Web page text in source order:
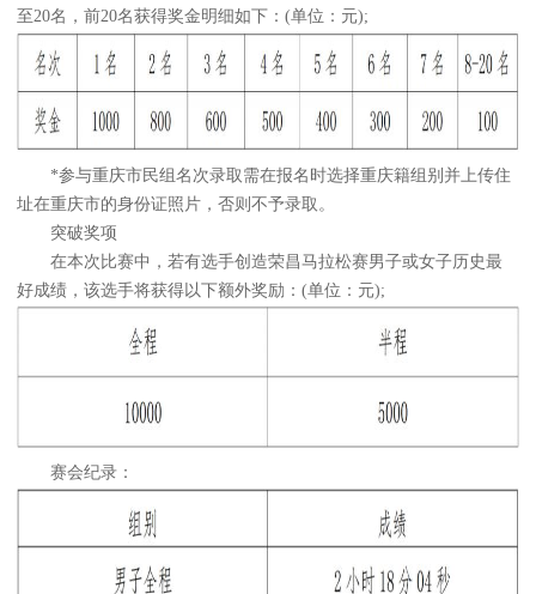
至20名，前20名获得奖金明细如下：(单位：元);
*参与重庆市民组名次录取需在报名时选择重庆籍组别并上传住
址在重庆市的身份证照片，否则不予录取。
突破奖项
在本次比赛中，若有选手创造荣昌马拉松赛男子或女子历史最
好成绩，该选手将获得以下额外奖励：(单位：元);
赛会纪录：